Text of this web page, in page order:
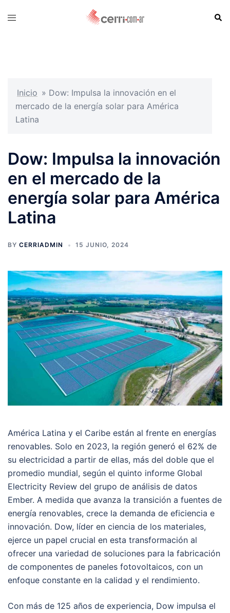
Toggle
Inicio » Dow: Impulsa la innovación en el
mercado de la energía solar para América
Latina
Dow: Impulsa la innovación
en el mercado de la
energía solar para América
Latina
BY CERRIADMIN 15 JUNIO, 2024
América Latina y el Caribe están al frente en energías
renovables. Solo en 2023, la región generó el 62% de
su electricidad a partir de ellas, más del doble que el
promedio mundial, según el quinto informe Global
Electricity Review del grupo de análisis de datos
Ember. A medida que avanza la transición a fuentes de
energía renovables, crece la demanda de eficiencia e
innovación. Dow, líder en ciencia de los materiales,
ejerce un papel crucial en esta transformación al
ofrecer una variedad de soluciones para la fabricación
de componentes de paneles fotovoltaicos, con un
enfoque constante en la calidad y el rendimiento.
Con más de 125 años de experiencia, Dow impulsa el